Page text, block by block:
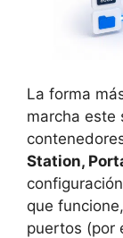
La forma
marcha este
Station,
que
puertos (por